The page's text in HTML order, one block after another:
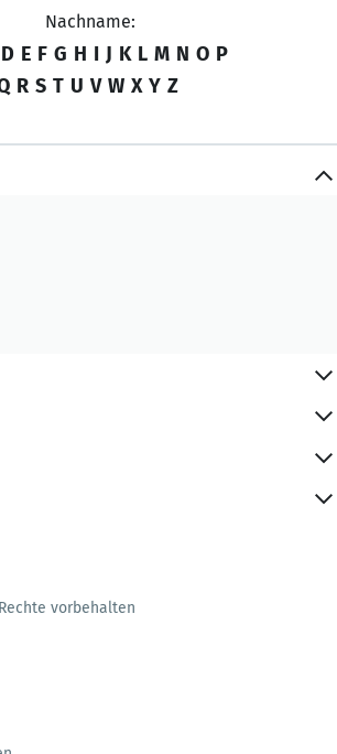
Nachname:
D E F G H I J K L M N O P
R S T U V W X Y Z
vorbehalten